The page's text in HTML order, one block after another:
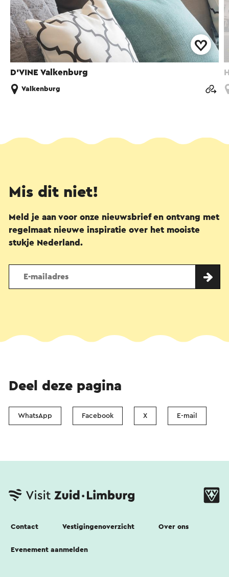
D’VINE Valkenburg
Valkenburg
Mis dit niet!
Meld je aan voor onze nieuwsbrief en ontvang met
regelmaat nieuwe inspiratie over het mooiste
stukje Nederland.
Deel deze pagina
WhatsApp Facebook X E-mail
Contact Vestigingenoverzicht Over ons
Evenement aanmelden